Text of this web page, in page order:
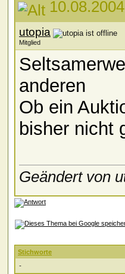
utopia
Mitglied
anderen
Ob ein
bisher nicht
Geändert von
Stichworte
-